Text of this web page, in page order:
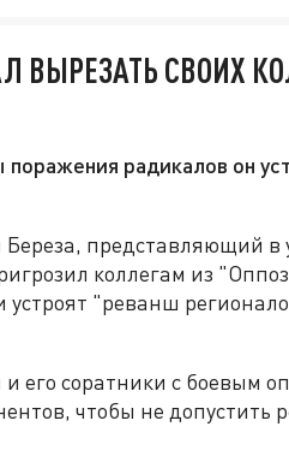
ВЫРЕЗАТЬ СВОИХ
радикалов он
представляющий в
коллегам из
устроят "реванш
его соратники с боевым
чтобы не допустить